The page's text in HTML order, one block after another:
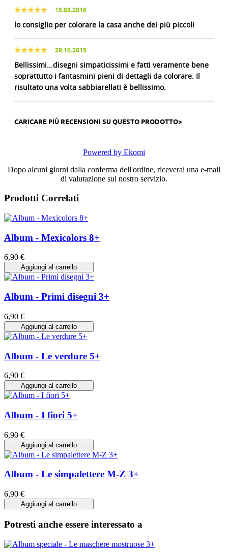
15.03.2016
lo consiglio per colorare la casa anche dei più piccoli
29.10.2015
Bellissimi...disegni simpaticissimi e fatti veramente bene
soprattutto i fantasmini pieni di dettagli da colorare. Il
risultato una volta sabbiarellati è bellissimo.
CARICARE PIÙ RECENSIONI SU QUESTO PRODOTTO>
Powered by Ekomi
Dopo alcuni giorni dalla conferma dell'ordine, riceverai una e-mail
di valutazione sul nostro servizio.
Prodotti Correlati
Album - Mexicolors 8+
6,90 €
Aggiungi al carrello
Album - Primi disegni 3+
6,90 €
Aggiungi al carrello
Album - Le verdure 5+
6,90 €
Aggiungi al carrello
Album - I fiori 5+
6,90 €
Aggiungi al carrello
Album - Le simpalettere M-Z 3+
6,90 €
Aggiungi al carrello
Potresti anche essere interessato a